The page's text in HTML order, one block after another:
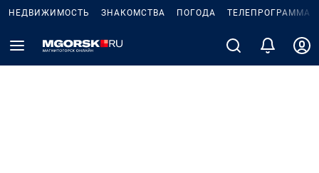
НЕДВИЖИМОСТЬ ЗНАКОМСТВА ПОГОДА ТЕЛЕПРОГРАММА